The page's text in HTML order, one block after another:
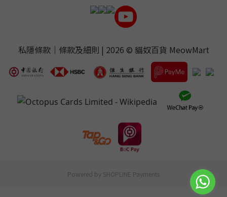
私隱條款｜ 條款及細則 | 2026 © 貓奴百貨 MeowMart
Powered by SHOPLINE Payments